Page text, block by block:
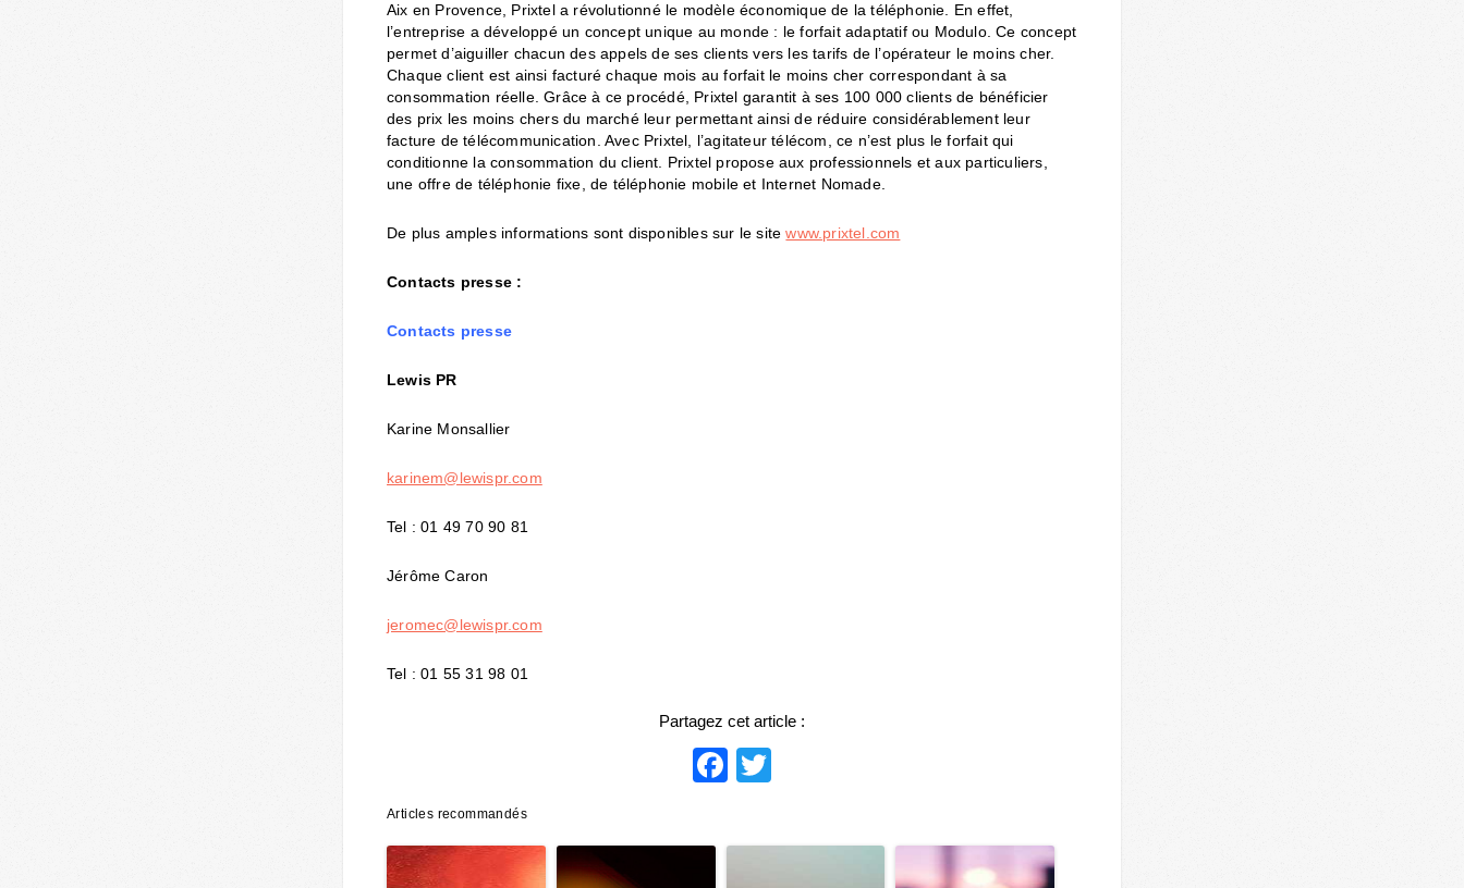
Aix en Provence, Prixtel a révolutionné le modèle économique de la téléphonie. En effet,
l’entreprise a développé un concept unique au monde : le forfait adaptatif ou Modulo. Ce concept
permet d’aiguiller chacun des appels de ses clients vers les tarifs de l’opérateur le moins cher.
Chaque client est ainsi facturé chaque mois au forfait le moins cher correspondant à sa
consommation réelle. Grâce à ce procédé, Prixtel garantit à ses 100 000 clients de bénéficier
des prix les moins chers du marché leur permettant ainsi de réduire considérablement leur
facture de télécommunication. Avec Prixtel, l’agitateur télécom, ce n’est plus le forfait qui
conditionne la consommation du client. Prixtel propose aux professionnels et aux particuliers,
une offre de téléphonie fixe, de téléphonie mobile et Internet Nomade.
De plus amples informations sont disponibles sur le sitewww.prixtel.com
Contacts presse :
Contacts presse
Lewis PR
Karine Monsallier
karinem@lewispr.com
Tel : 01 49 70 90 81
Jérôme Caron
jeromec@lewispr.com
Tel : 01 55 31 98 01
Partagez cet article :
Facebook
Articles recommandés